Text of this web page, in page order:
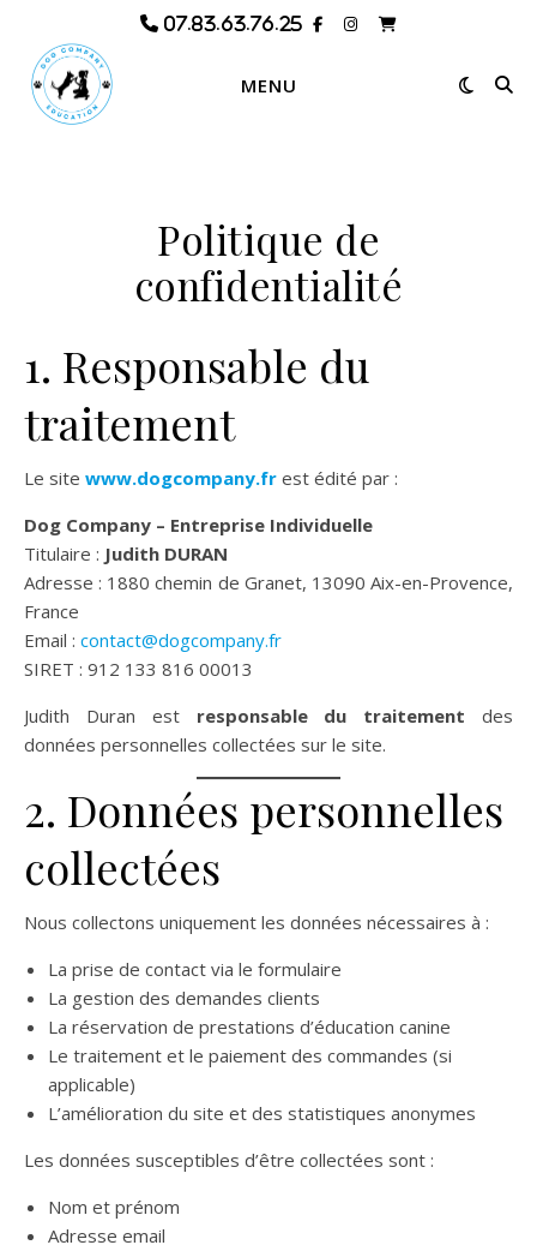
MENU
Politique de
confidentialité
1. Responsable du
traitement
Le site www.dogcompany.fr est édité par :
Dog Company – Entreprise Individuelle
Titulaire : Judith DURAN
Adresse : 1880 chemin de Granet, 13090 Aix-en-Provence,
France
Email : contact@dogcompany.fr
SIRET : 912 133 816 00013
Judith Duran est responsable du traitement des
données personnelles collectées sur le site.
2. Données personnelles
collectées
Nous collectons uniquement les données nécessaires à :
La prise de contact via le formulaire
La gestion des demandes clients
La réservation de prestations d’éducation canine
Le traitement et le paiement des commandes (si
applicable)
L’amélioration du site et des statistiques anonymes
Les données susceptibles d’être collectées sont :
Nom et prénom
Adresse email